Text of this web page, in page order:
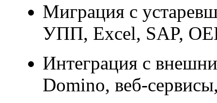
Миграция с
УПП, Excel, SAP,
Интеграция с
Domino, веб-